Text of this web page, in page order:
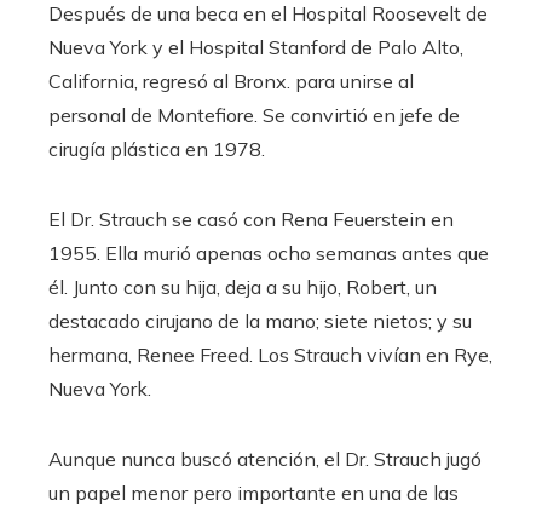
Después de una beca en el Hospital Roosevelt de
Nueva York y el Hospital Stanford de Palo Alto,
California, regresó al Bronx. para unirse al
personal de Montefiore. Se convirtió en jefe de
cirugía plástica en 1978.
El Dr. Strauch se casó con Rena Feuerstein en
1955. Ella murió apenas ocho semanas antes que
él. Junto con su hija, deja a su hijo, Robert, un
destacado cirujano de la mano; siete nietos; y su
hermana, Renee Freed. Los Strauch vivían en Rye,
Nueva York.
Aunque nunca buscó atención, el Dr. Strauch jugó
un papel menor pero importante en una de las